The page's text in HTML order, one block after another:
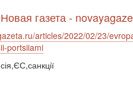
газета -
articles/2022/02/23/
portsiiami